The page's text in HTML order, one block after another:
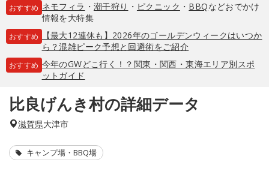
おすすめ ネモフィラ ・ 潮干狩り ・ ピクニック ・ BBQなどおでかけ
情報を大特集
おすすめ
【最大12連休も】2026年のゴールデンウィークはいつか
ら？混雑ピーク予想と回避術をご紹介
おすすめ 今年のGWどこ行く！？関東・関西・東海エリア別スポ
ットガイド
比良げんき村の詳細データ
滋賀県大津市
キャンプ場・BBQ場